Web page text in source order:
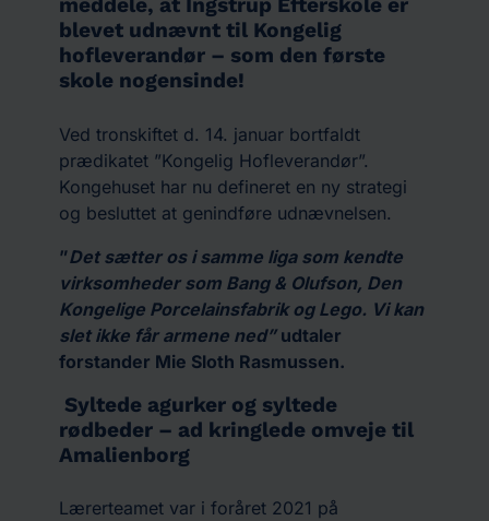
blevet udnævnt til Kongelig
hofleverandør – som den første
skole nogensinde!
Ved tronskiftet d. 14. januar bortfaldt
prædikatet ”Kongelig Hofleverandør”.
Kongehuset har nu defineret en ny strategi
og besluttet at genindføre udnævnelsen.
”Det sætter os i samme liga som kendte
virksomheder som Bang & Olufson, Den
Kongelige Porcelainsfabrik og Lego. Vi kan
slet ikke får armene ned”udtaler
forstander Mie Sloth Rasmussen.
Syltede agurker og syltede
rødbeder – ad kringlede omveje til
Amalienborg
Lærerteamet var i foråret 2021 på